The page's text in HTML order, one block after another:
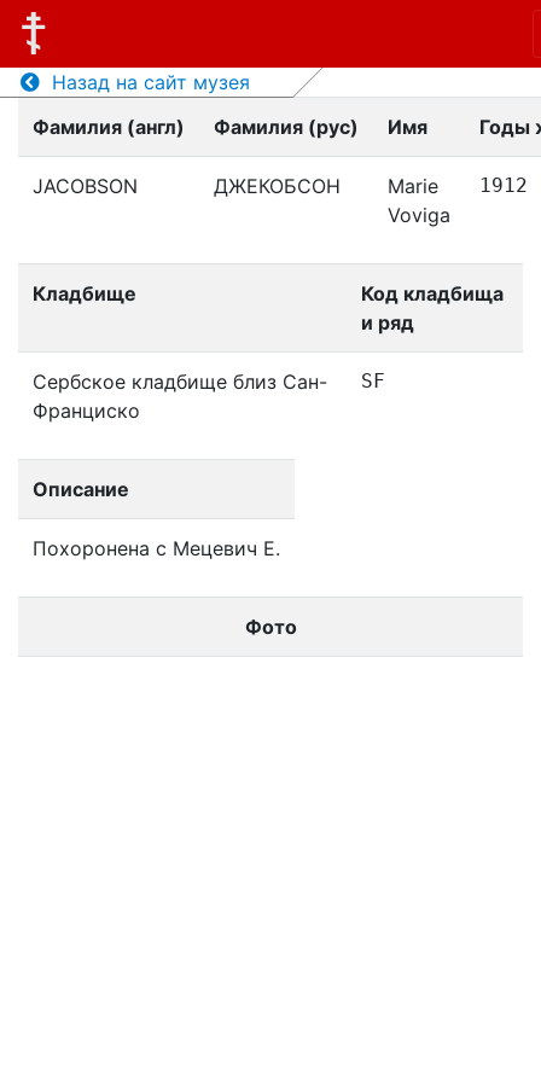
Назад на сайт музея
Фамилия (англ)
Фамилия (рус) Имя Годы
JACOBSON ДЖЕКОБСОН
Marie
Voviga
1912
Кладбище
Код кладбища
и ряд
Сербское кладбище близ Сан-
Франциско
SF
Описание
Похоронена с Мецевич Е.
Фото